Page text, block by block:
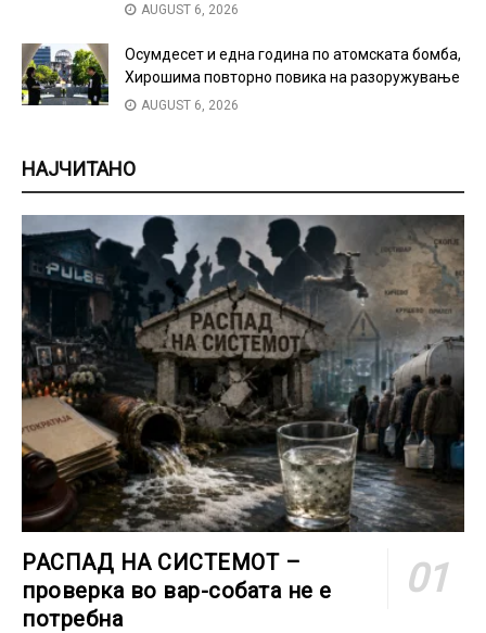
AUGUST 6, 2026
Осумдесет и една година по атомската бомба,
Хирошима повторно повика на разоружување
AUGUST 6, 2026
НАЈЧИТАНО
РАСПАД НА СИСТЕМОТ –
проверка во вар-собата не е
потребна